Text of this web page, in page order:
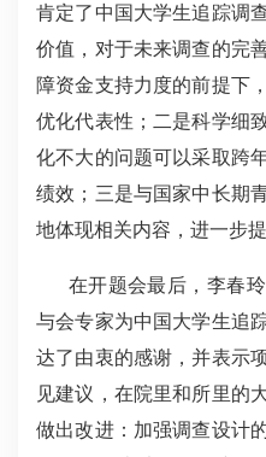
肯定了中国大学生追踪调
价值，对于未来调查的完
障资金支持力度的前提下
优化代表性；二是科学细
化不大的问题可以采取跨
绩效；三是与国家中长期
地体现相关内容，进一步
在开题会最后，李春玲
与会专家为中国大学生追
达了由衷的感谢，并表示
见建议，在院里和所里的
做出改进：加强调查设计